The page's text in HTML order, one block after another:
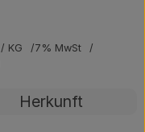
/ KG
7% MwSt
Herkunft